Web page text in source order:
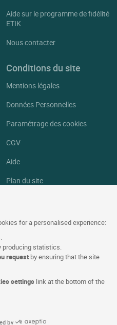
for a personalised experience:
producing statistics.
request by ensuring that the site
settings link at the bottom of the
by
Aide sur le programme de fidélité
ETIK
Nous contacter
Conditions du site
Mentions légales
Données Personnelles
Paramétrage des cookies
CGV
Aide
Plan du site